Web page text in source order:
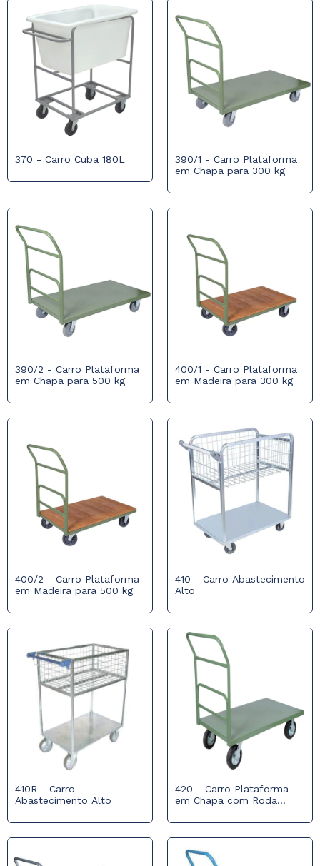
370 - Carro Cuba 180L
390/1 - Carro Plataforma
em Chapa para 300 kg
390/2 - Carro Plataforma
em Chapa para 500 kg
400/1 - Carro Plataforma
em Madeira para 300 kg
400/2 - Carro Plataforma
em Madeira para 500 kg
410 - Carro Abastecimento
Alto
410R - Carro
Abastecimento Alto
420 - Carro Plataforma
em Chapa com Roda